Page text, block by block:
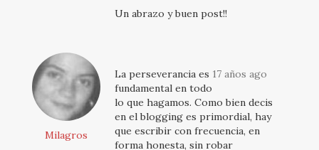
Un abrazo y buen post!!
Milagros
17 años ago
La perseverancia es
fundamental en todo
lo que hagamos. Como bien decis
en el blogging es primordial, hay
que escribir con frecuencia, en
forma honesta, sin robar